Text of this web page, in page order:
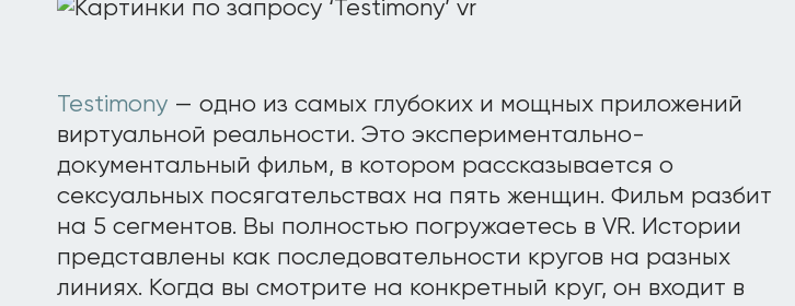
Testimony — одно из самых глубоких и мощных приложений
виртуальной реальности. Это экспериментально-
документальный фильм, в котором рассказывается о
сексуальных посягательствах на пять женщин. Фильм разбит
на 5 сегментов. Вы полностью погружаетесь в VR. Истории
представлены как последовательности кругов на разных
линиях. Когда вы смотрите на конкретный круг, он входит в